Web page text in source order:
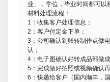
业、，学位，毕业时间都可以
材料处理流程：
1：收集客户处理信息；
2：客户付定金下单；
3：公司确认到账转制作点做
认；
4：电子图确认好转成品部做成
5：完成做好拍照或视频确认
6：快递给客户（国内顺丰，国